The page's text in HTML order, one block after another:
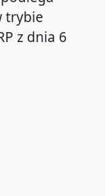
trybie
z dnia 6